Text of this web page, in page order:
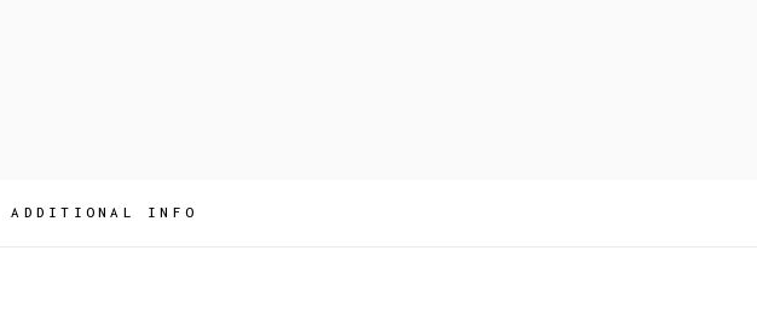
ADDITIONAL INFO